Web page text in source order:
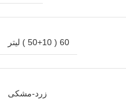
60 ( 50+10 ) لیتر
زرد-مشکی